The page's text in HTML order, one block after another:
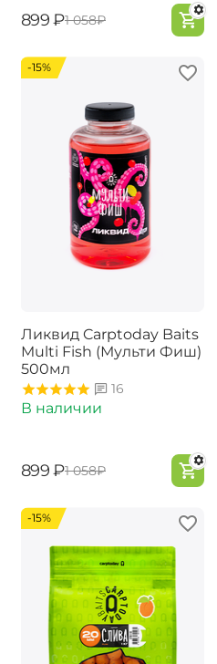
‍899‍ ₽‍1 058‍₽
-15%
Ликвид Carptoday Baits
Multi Fish (Мульти Фиш)
500мл
16
В наличии
‍899‍ ₽‍1 058‍₽
-15%